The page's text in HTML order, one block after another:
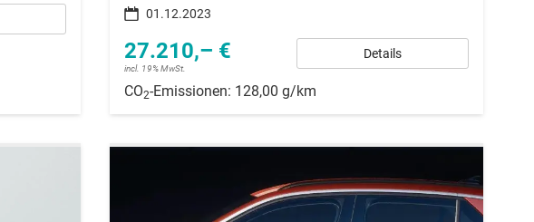
01.12.2023
27.210,– €
incl. 19% MwSt.
Details
CO2-Emissionen: 128,00 g/km